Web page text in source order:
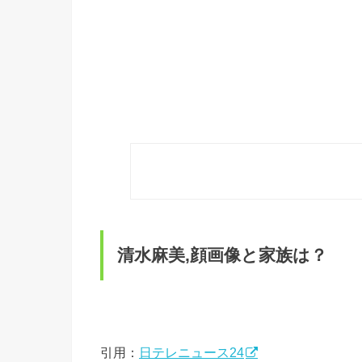
清水麻美,顔画像と家族は？
引用： 日テレニュース24